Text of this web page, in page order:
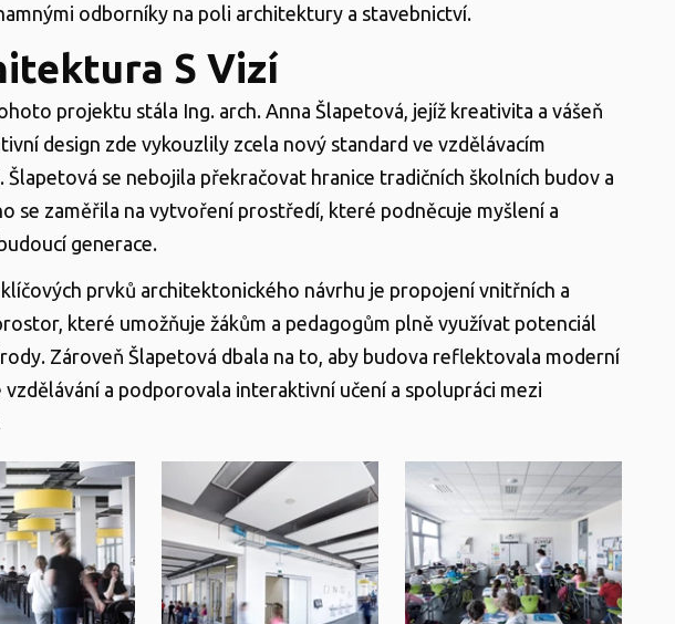
odborníky na poli architektury a stavebnictví.
S Vizí
projektu stála Ing. arch. Anna Šlapetová, jejíž kreativita a vášeň
design zde vykouzlily zcela nový standard ve vzdělávacím
Šlapetová se nebojila překračovat hranice tradičních školních budov a
se zaměřila na vytvoření prostředí, které podněcuje myšlení a
generace.
prvků architektonického návrhu je propojení vnitřních a
které umožňuje žákům a pedagogům plně využívat potenciál
Zároveň Šlapetová dbala na to, aby budova reflektovala moderní
vzdělávání a podporovala interaktivní učení a spolupráci mezi